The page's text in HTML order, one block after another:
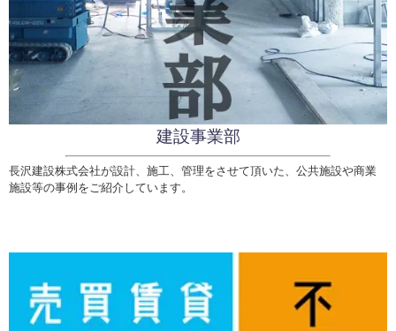
建設事業部
長沢建設株式会社が設計、施工、管理をさせて頂いた、公共施設や商業
施設等の事例をご紹介しています。